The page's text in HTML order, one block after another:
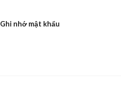
Ghi nhớ mật khẩu